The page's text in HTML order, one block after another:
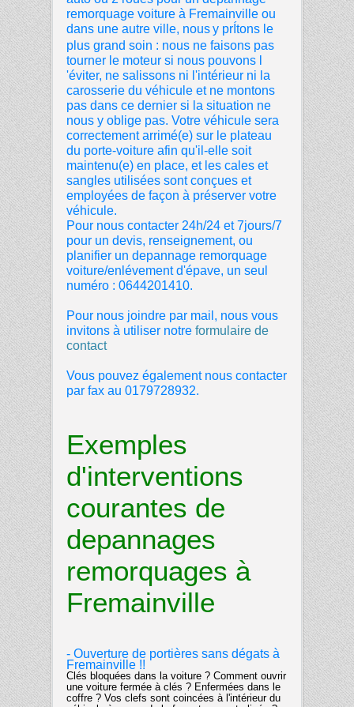
remorquage voiture à Fremainville ou
dans une autre ville, nousy prÍtons le
plus grand soin : nous ne faisons pas
tourner le moteur si nous pouvons l
'éviter, ne salissons ni l'intérieur ni la
carosserie du véhicule et ne montons
pas dans ce dernier si la situation ne
nous y oblige pas. Votre véhicule sera
correctement arrimé(e) sur le plateau
du porte-voiture afin qu'il-elle soit
maintenu(e) en place, et les cales et
sangles utilisées sont conçues et
employées de façon à préserver votre
véhicule.
Pour nous contacter 24h/24 et 7jours/7
pour un devis, renseignement, ou
planifier un depannage remorquage
voiture/enlévement d'épave, un seul
numéro : 0644201410.
Pour nous joindre par mail, nous vous
invitons à utiliser notre formulaire de
contact
Vous pouvez également nous contacter
par fax au 0179728932.
Exemples
d'interventions
courantes de
depannages
remorquages à
Fremainville
- Ouverture de portières sans dégats à
Fremainville !!
Clés bloquées dans la voiture ? Comment ouvrir
une voiture fermée à clés ? Enfermées dans le
coffre ? Vos clefs sont coincées à l'intérieur du